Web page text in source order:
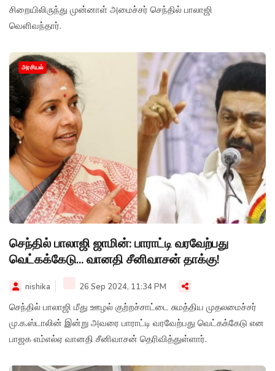
சிறையிலிருந்து முன்னாள் அமைச்சர் செந்தில் பாலாஜி
வெளிவந்தார்.
அரசியல்
செந்தில் பாலாஜி ஜாமின்: பாராட்டி வரவேற்பது
வெட்கக்கேடு... வானதி சீனிவாசன் தாக்கு!
nishika 26 Sep 2024, 11:34 PM
செந்தில் பாலாஜி மீது ஊழல் குற்றச்சாட்டை சுமத்திய முதலமைச்சர்
மு.க.ஸ்டாலின் இன்று அவரை பாராட்டி வரவேற்பது வெட்கக்கேடு என
பாஜக எம்எல்ஏ வானதி சீனிவாசன் தெரிவித்துள்ளார்.